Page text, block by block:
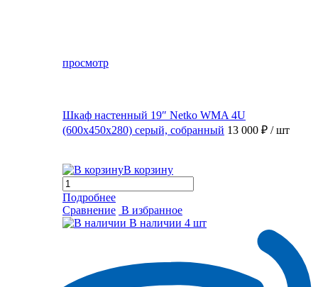
просмотр
Шкаф настенный 19″ Netko WMA 4U
(600x450x280) серый, собранный 13 000 ₽ / шт
В корзину
Подробнее
Сравнение В избранное
В наличии 4 шт